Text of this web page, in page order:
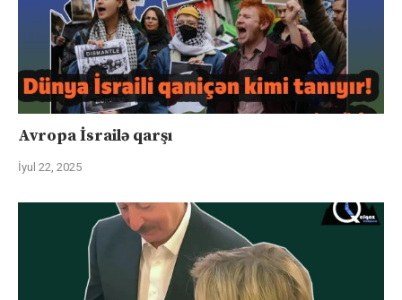
Avropa İsrailə qarşı
İyul 22, 2025